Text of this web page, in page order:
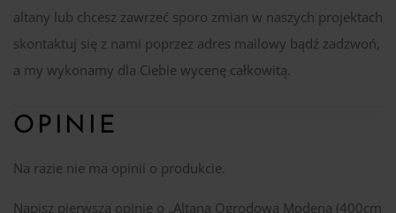
altany lub chcesz zawrzeć sporo zmian w naszych projektach
skontaktuj się z nami poprzez adres mailowy bądź zadzwoń,
a my wykonamy dla Ciebie wycenę całkowitą.
OPINIE
Na razie nie ma opinii o produkcie.
Napisz pierwszą opinię o „Altana Ogrodowa Modena (400cm